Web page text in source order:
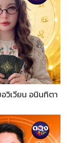
วิเวียน อนินทิตา